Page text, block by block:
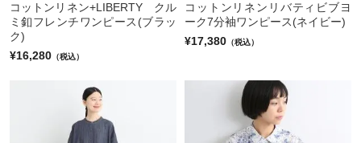
コットンリネン+LIBERTY クル
ミ釦フレンチワンピース(ブラッ
ク)
¥16,280 （税込）
コットンリネンリバティビブヨ
ーク7分袖ワンピース(ネイビー)
¥17,380 （税込）